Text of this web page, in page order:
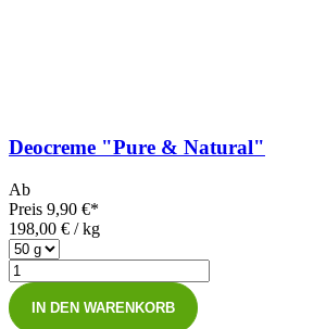
Deocreme "Pure & Natural"
Ab
Preis 9,90 €*
198,00 € / kg
IN DEN WARENKORB